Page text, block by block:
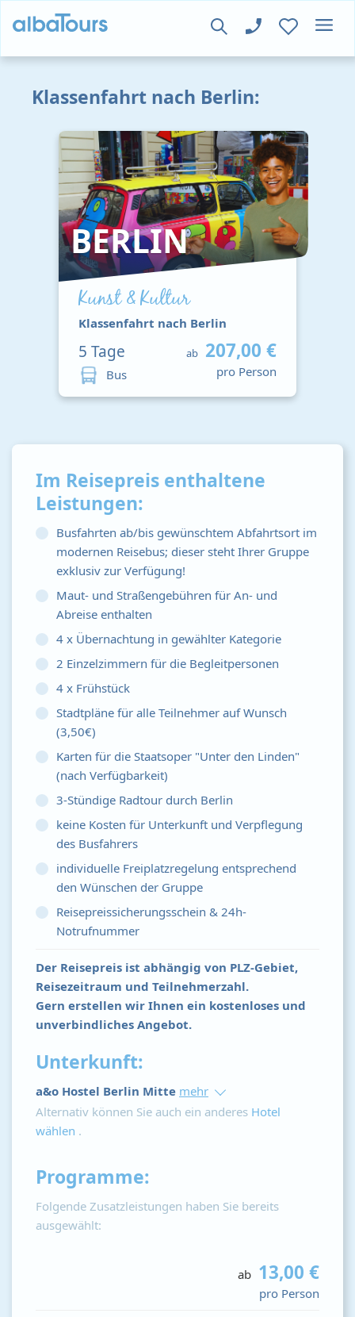
Klassenfahrt nach Berlin:
BERLIN
Kunst & Kultur
Klassenfahrt nach Berlin
5 Tage
Bus
ab 207,00 €
pro Person
Im Reisepreis enthaltene
Leistungen:
Busfahrten ab/bis gewünschtem Abfahrtsort im
modernen Reisebus; dieser steht Ihrer Gruppe
exklusiv zur Verfügung!
Maut- und Straßengebühren für An- und
Abreise enthalten
4 x Übernachtung in gewählter Kategorie
2 Einzelzimmern für die Begleitpersonen
4 x Frühstück
Stadtpläne für alle Teilnehmer auf Wunsch
(3,50€)
Karten für die Staatsoper "Unter den Linden"
(nach Verfügbarkeit)
3-Stündige Radtour durch Berlin
keine Kosten für Unterkunft und Verpflegung
des Busfahrers
individuelle Freiplatzregelung entsprechend
den Wünschen der Gruppe
Reisepreissicherungsschein & 24h-
Notrufnummer
Der Reisepreis ist abhängig von PLZ-Gebiet,
Reisezeitraum und Teilnehmerzahl.
Gern erstellen wir Ihnen ein kostenloses und
unverbindliches Angebot.
Unterkunft:
a&o Hostel Berlin Mitte mehr
Alternativ können Sie auch ein anderes Hotel
wählen .
Programme:
Folgende Zusatzleistungen haben Sie bereits
ausgewählt:
ab 13,00 €
pro Person